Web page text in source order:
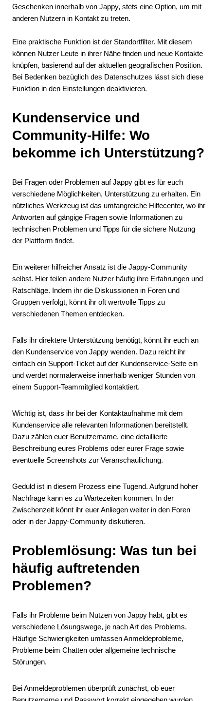
Geschenken innerhalb von Jappy, stets eine Option, um mit
anderen Nutzern in Kontakt zu treten.
Eine praktische Funktion ist der Standortfilter. Mit diesem
können Nutzer Leute in ihrer Nähe finden und neue Kontakte
knüpfen, basierend auf der aktuellen geografischen Position.
Bei Bedenken bezüglich des Datenschutzes lässt sich diese
Funktion in den Einstellungen deaktivieren.
Kundenservice und
Community-Hilfe: Wo
bekomme ich Unterstützung?
Bei Fragen oder Problemen auf Jappy gibt es für euch
verschiedene Möglichkeiten, Unterstützung zu erhalten. Ein
nützliches Werkzeug ist das umfangreiche Hilfecenter, wo ihr
Antworten auf gängige Fragen sowie Informationen zu
technischen Problemen und Tipps für die sichere Nutzung
der Plattform findet.
Ein weiterer hilfreicher Ansatz ist die Jappy-Community
selbst. Hier teilen andere Nutzer häufig ihre Erfahrungen und
Ratschläge. Indem ihr die Diskussionen in Foren und
Gruppen verfolgt, könnt ihr oft wertvolle Tipps zu
verschiedenen Themen entdecken.
Falls ihr direktere Unterstützung benötigt, könnt ihr euch an
den Kundenservice von Jappy wenden. Dazu reicht ihr
einfach ein Support-Ticket auf der Kundenservice-Seite ein
und werdet normalerweise innerhalb weniger Stunden von
einem Support-Teammitglied kontaktiert.
Wichtig ist, dass ihr bei der Kontaktaufnahme mit dem
Kundenservice alle relevanten Informationen bereitstellt.
Dazu zählen euer Benutzername, eine detaillierte
Beschreibung eures Problems oder eurer Frage sowie
eventuelle Screenshots zur Veranschaulichung.
Geduld ist in diesem Prozess eine Tugend. Aufgrund hoher
Nachfrage kann es zu Wartezeiten kommen. In der
Zwischenzeit könnt ihr euer Anliegen weiter in den Foren
oder in der Jappy-Community diskutieren.
Problemlösung: Was tun bei
häufig auftretenden
Problemen?
Falls ihr Probleme beim Nutzen von Jappy habt, gibt es
verschiedene Lösungswege, je nach Art des Problems.
Häufige Schwierigkeiten umfassen Anmeldeprobleme,
Probleme beim Chatten oder allgemeine technische
Störungen.
Bei Anmeldeproblemen überprüft zunächst, ob euer